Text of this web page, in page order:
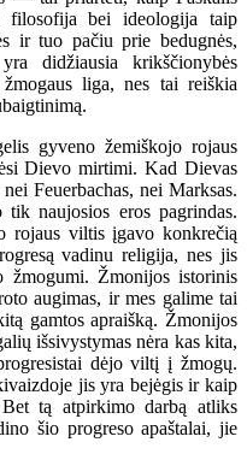
bei ideologija taip
ir tuo pačiu prie bedugnės,
didžiausia krikščionybės
liga, nes tai reiškia
gyveno žemiškojo rojaus
Dievo mirtimi. Kad Dievas
Feuerbachas, nei Marksas.
naujosios eros pagrindas.
rojaus viltis įgavo konkrečią
vadinu religija, nes jis
Žmonijos istorinis
augimas, ir mes galime tai
gamtos apraišką. Žmonijos
išsivystymas nėra kas kita,
dėjo viltį į žmogų.
jis yra bejėgis ir kaip
tą atpirkimo darbą atliks
šio progreso apaštalai, jie